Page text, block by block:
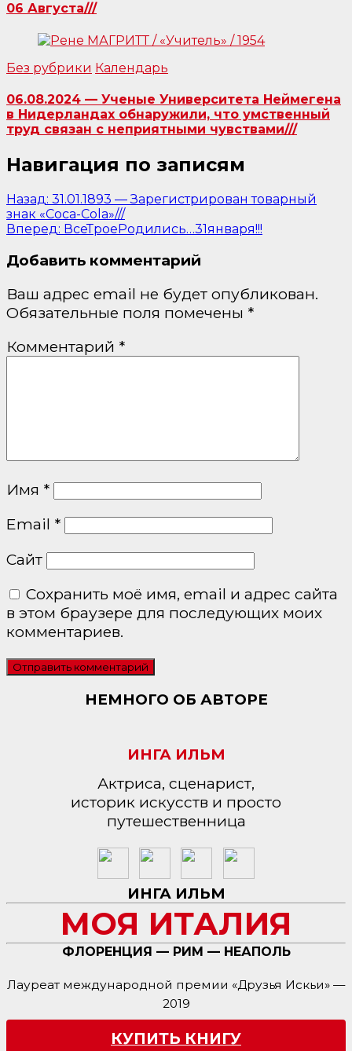
06 Августа///
Без рубрики Календарь
06.08.2024 — Ученые Университета Неймегена
в Нидерландах обнаружили, что умственный
труд связан с неприятными чувствами///
Навигация по записям
Назад: 31.01.1893 — Зарегистрирован товарный
знак «Coca-Cola»///
Вперед: ВсеТроеРодились…31января!!!
Добавить комментарий
Ваш адрес email не будет опубликован.
Обязательные поля помечены *
Комментарий *
Имя *
Email *
Сайт
Сохранить моё имя, email и адрес сайта
в этом браузере для последующих моих
комментариев.
НЕМНОГО ОБ АВТОРЕ
ИНГА ИЛЬМ
Актриса, сценарист,
историк искусств и просто
путешественница
ИНГА ИЛЬМ
МОЯ ИТАЛИЯ
ФЛОРЕНЦИЯ — РИМ — НЕАПОЛЬ
Лауреат международной премии «Друзья Искьи» —
2019
КУПИТЬ КНИГУ